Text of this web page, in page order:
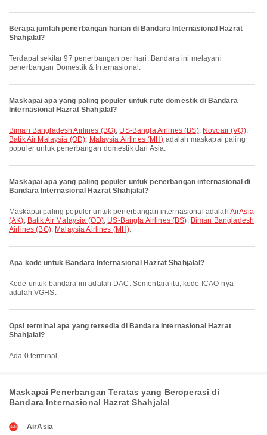
Berapa jumlah penerbangan harian di Bandara Internasional Hazrat
Shahjalal?
Terdapat sekitar 97 penerbangan per hari. Bandara ini melayani
penerbangan Domestik & Internasional.
Maskapai apa yang paling populer untuk rute domestik di Bandara
Internasional Hazrat Shahjalal?
Biman Bangladesh Airlines (BG), US-Bangla Airlines (BS), Novoair (VQ),
Batik Air Malaysia (OD), Malaysia Airlines (MH) adalah maskapai paling
populer untuk penerbangan domestik dari Asia.
Maskapai apa yang paling populer untuk penerbangan internasional di
Bandara Internasional Hazrat Shahjalal?
Maskapai paling populer untuk penerbangan internasional adalah AirAsia
(AK), Batik Air Malaysia (OD), US-Bangla Airlines (BS), Biman Bangladesh
Airlines (BG), Malaysia Airlines (MH).
Apa kode untuk Bandara Internasional Hazrat Shahjalal?
Kode untuk bandara ini adalah DAC. Sementara itu, kode ICAO-nya
adalah VGHS.
Opsi terminal apa yang tersedia di Bandara Internasional Hazrat
Shahjalal?
Ada 0 terminal,
Maskapai Penerbangan Teratas yang Beroperasi di
Bandara Internasional Hazrat Shahjalal
AirAsia